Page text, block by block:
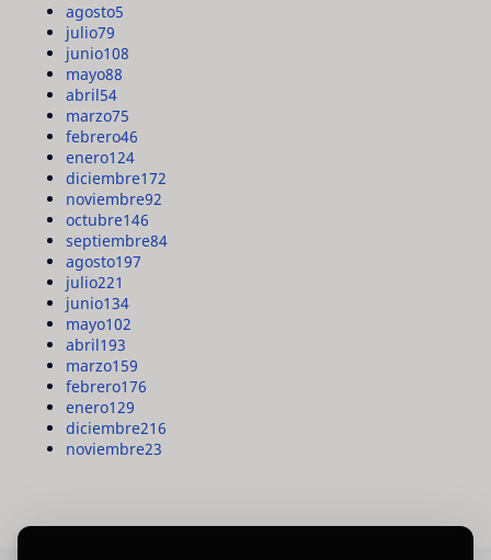
agosto5
julio79
junio108
mayo88
abril54
marzo75
febrero46
enero124
diciembre172
noviembre92
octubre146
septiembre84
agosto197
julio221
junio134
mayo102
abril193
marzo159
febrero176
enero129
diciembre216
noviembre23